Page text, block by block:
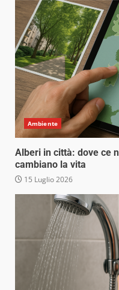
Ambiente
Alberi in città: dove ce
cambiano la vita
15 Luglio 2026